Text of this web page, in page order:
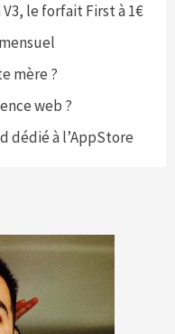
V3, le forfait First à 1€
mère ?
web ?
dédié à l’AppStore